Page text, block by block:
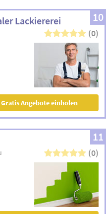
10
Lackiererei
(0)
Gratis Angebote einholen
11
(0)